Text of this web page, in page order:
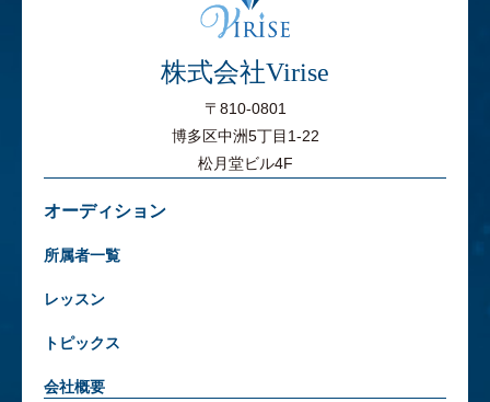
株式会社Virise
〒810-0801
博多区中洲5丁目1-22
松月堂ビル4F
オーディション
所属者一覧
レッスン
トピックス
会社概要